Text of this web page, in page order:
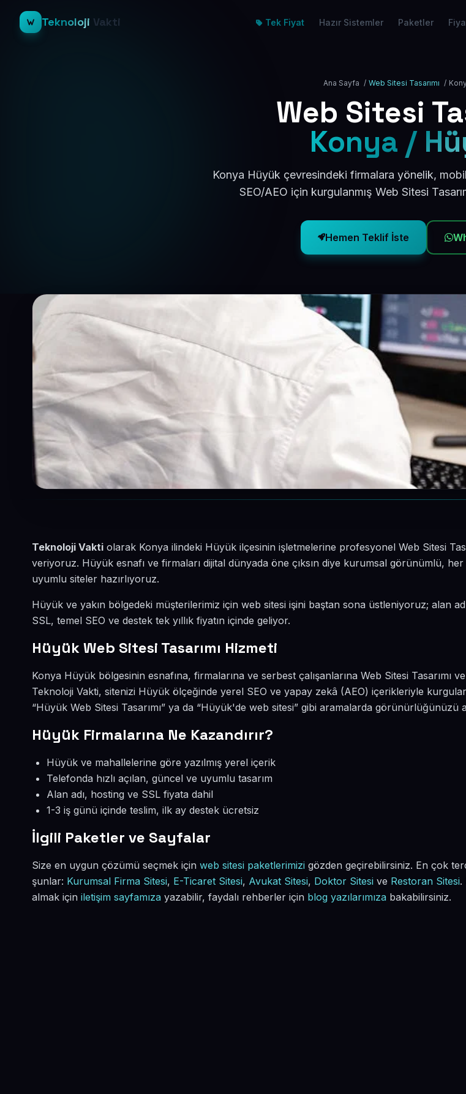
Teknoloji Vakti Tek Fiyat Hazır Sistemler Paketler
Ana Sayfa / Web Sitesi Tasarımı /
Web Sitesi
Konya /
Konya Hüyük çevresindeki firmalara yönelik,
SEO/AEO için kurgulanmış Web Sitesi
Hemen Teklif İste
Teknoloji Vakti olarak Konya ilindeki Hüyük ilçesinin işletmelerine profesyonel Web Sitesi
veriyoruz. Hüyük esnafı ve firmaları dijital dünyada öne çıksın diye kurumsal görünümlü,
uyumlu siteler hazırlıyoruz.
Hüyük ve yakın bölgedeki müşterilerimiz için web sitesi işini baştan sona üstleniyoruz; alan
SSL, temel SEO ve destek tek yıllık fiyatın içinde geliyor.
Hüyük Web Sitesi Tasarımı Hizmeti
Konya Hüyük bölgesinin esnafına, firmalarına ve serbest çalışanlarına Web Sitesi Tasarımı
Teknoloji Vakti, sitenizi Hüyük ölçeğinde yerel SEO ve yapay zekâ (AEO) içerikleriyle
“Hüyük Web Sitesi Tasarımı” ya da “Hüyük'de web sitesi” gibi aramalarda görünürlüğünüzü
Hüyük Firmalarına Ne Kazandırır?
Hüyük ve mahallelerine göre yazılmış yerel içerik
Telefonda hızlı açılan, güncel ve uyumlu tasarım
Alan adı, hosting ve SSL fiyata dahil
1-3 iş günü içinde teslim, ilk ay destek ücretsiz
İlgili Paketler ve Sayfalar
Size en uygun çözümü seçmek için web sitesi paketlerimizi gözden geçirebilirsiniz. En çok
şunlar: Kurumsal Firma Sitesi, E-Ticaret Sitesi, Avukat Sitesi, Doktor Sitesi ve Restoran Sitesi.
almak için iletişim sayfamıza yazabilir, faydalı rehberler için blog yazılarımıza bakabilirsiniz.